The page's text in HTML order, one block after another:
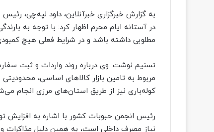
به گزارش خبرگزاری خبرآنلاین، داود لپه‌چی،
در آستانه ایام محرم اظهار کرد: با توجه به
مطلوبی داشته باشد و در شرایط فعلی هیچ
تسنیم نوشت: وی درباره روند واردات و ثبت
مربوط به تامین بازار کالاهای اساسی،
کوله‌باری نیز از طریق استان‌های مرزی انجام
رئیس انجمن حبوبات کشور با اشاره به افزایش
نیاز مصرف داخلی است، به همین دلیل مذاکرات